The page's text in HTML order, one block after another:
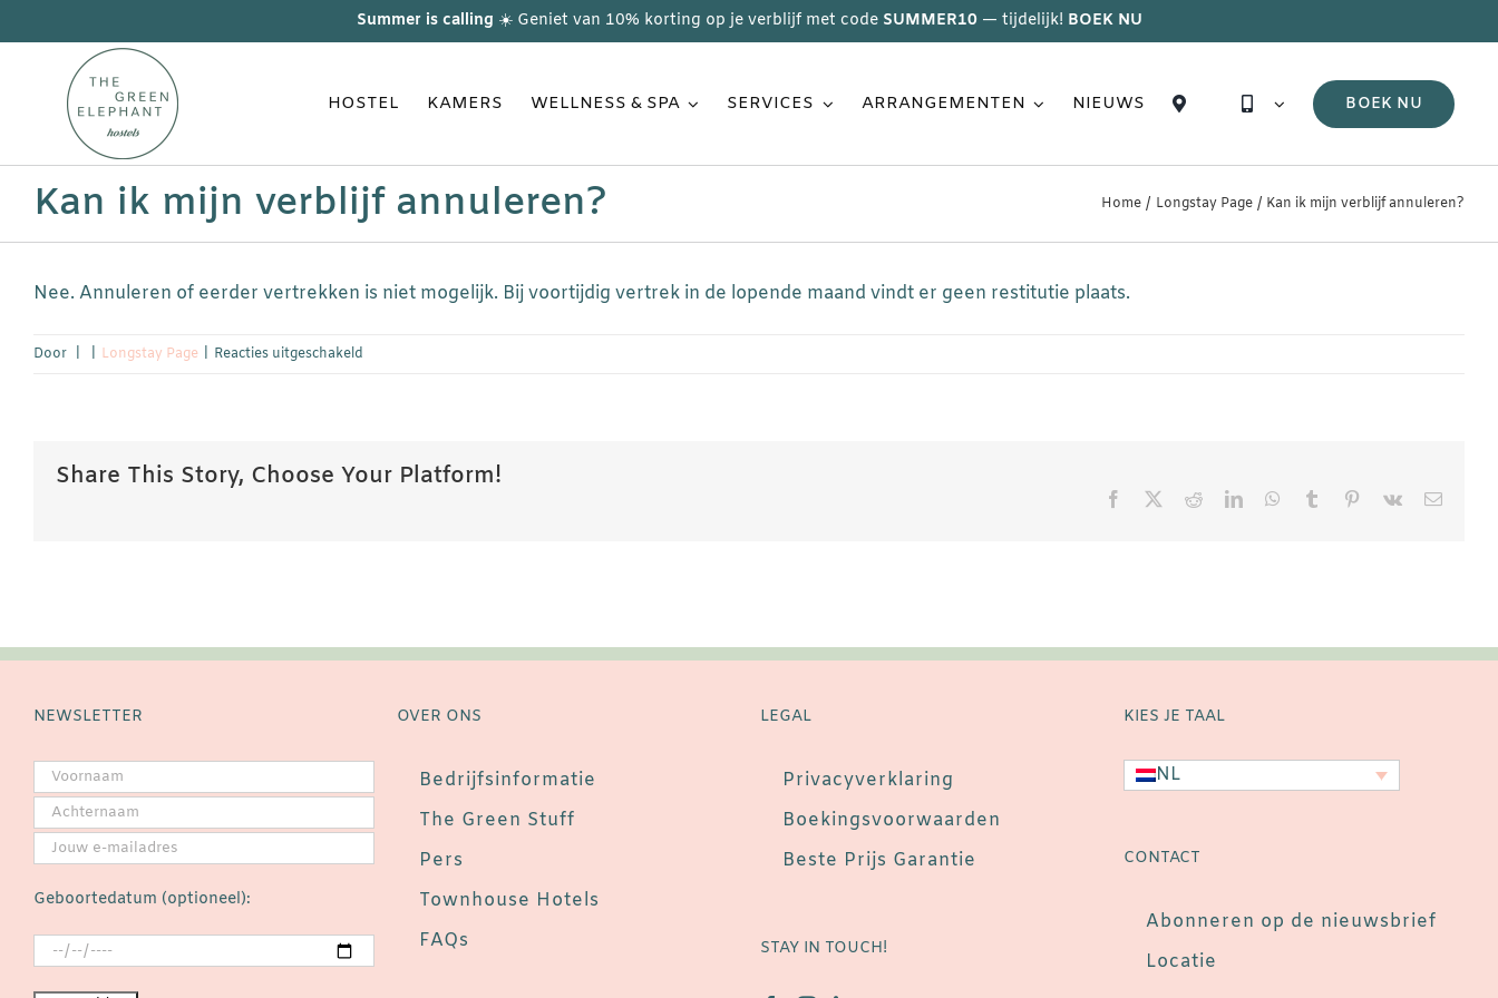
Summer is calling ☀️ Geniet van 10% korting op je verblijf met code SUMMER10— tijdelijk! BOEK NU
HOSTEL KAMERS WELLNESS & SPA SERVICES ARRANGEMENTEN NIEUWS BOEK NU
Kan ik mijn verblijf annuleren? Home Longstay Page Kan ik mijn verblijf annuleren?
Nee. Annuleren of eerder vertrekken is niet mogelijk. Bij voortijdig vertrek in de lopende maand vindt er geen restitutie plaats.
Door Longstay Page Reacties uitgeschakeld
annuleren?
Share This Story, Choose Your Platform!
Facebook RedditLinkedInWhatsApp
Tumblr Pinterest
Vk
E-
NEWSLETTER
Geboortedatum (optioneel):
OVER ONS
Bedrijfsinformatie
The Green Stuff
Pers
Townhouse Hotels
FAQs
LEGAL
Privacyverklaring
Boekingsvoorwaarden
Beste Prijs Garantie
STAY IN TOUCH!
KIES JE TAAL
NL
CONTACT
Abonneren op de nieuwsbrief
Locatie